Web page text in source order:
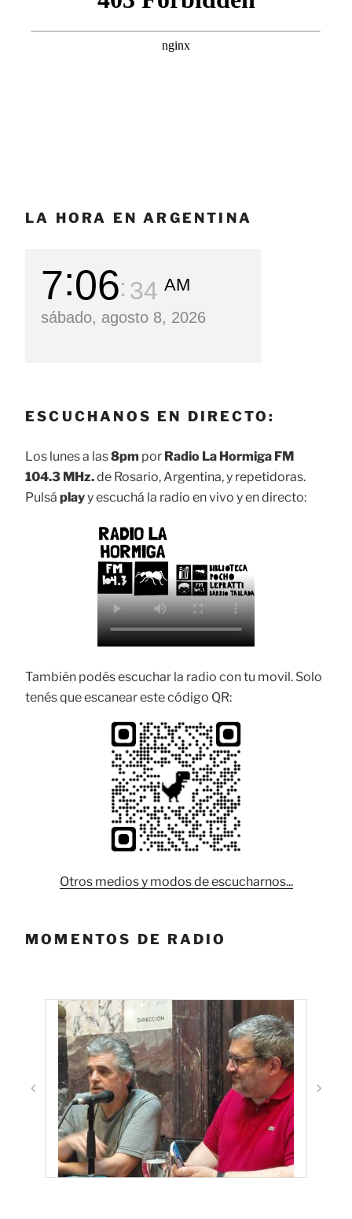
LA HORA EN ARGENTINA
7 06 35 AM
sábado, agosto 8, 2026
ESCUCHANOS EN DIRECTO:
Los lunes a las8pm por Radio La Hormiga FM
104.3 MHz.de Rosario, Argentina, y repetidoras.
Pulsá playy escuchá la radio en vivo y en directo:
También podés escuchar la radio con tu movil. Solo
tenés que escanear este código QR:
Otros medios y modos de escucharnos...
MOMENTOS DE RADIO